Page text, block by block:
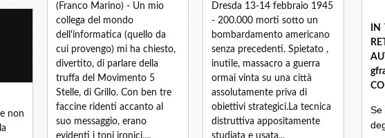
(Franco Marino) - Un mio
collega del mondo
dell'informatica (quello da
cui provengo) mi ha chiesto,
divertito, di parlare della
truffa del Movimento 5
Stelle, di Grillo. Con ben tre
faccine ridenti accanto al
suo messaggio, erano
evidenti i toni ironici,...
Dresda 13-14 febbraio 1945
- 200.000 morti sotto un
bombardamento americano
senza precedenti. Spietato ,
inutile, massacro a guerra
ormai vinta su una città
assolutamente priva di
obiettivi strategici.La tecnica
distruttiva appositamente
studiata e usata...
non